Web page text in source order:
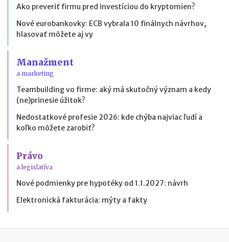
Ako preveriť firmu pred investíciou do kryptomien?
Nové eurobankovky: ECB vybrala 10 finálnych návrhov,
hlasovať môžete aj vy
Manažment
a marketing
Teambuilding vo firme: aký má skutočný význam a kedy
(ne)prinesie úžitok?
Nedostatkové profesie 2026: kde chýba najviac ľudí a
koľko môžete zarobiť?
Právo
a legislatíva
Nové podmienky pre hypotéky od 1.1.2027: návrh
Elektronická fakturácia: mýty a fakty